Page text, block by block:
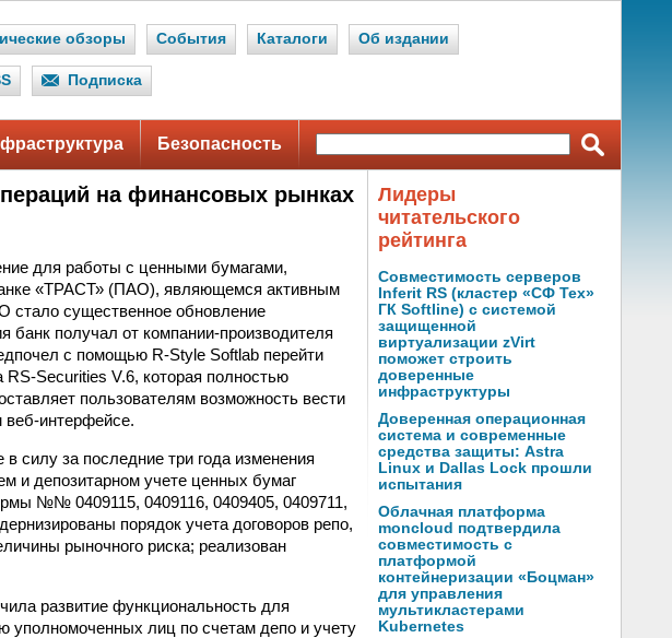
обзоры События Каталоги Об издании
Подписка
Безопасность
на финансовых рынках
для работы с ценными бумагами,
«ТРАСТ» (ПАО), являющемся активным
стало существенное обновление
получал от компании-производителя
с помощью R-Style Softlab перейти
Securities V.6, которая полностью
пользователям возможность вести
веб-интерфейсе.
силу за последние три года изменения
и депозитарном учете ценных бумаг
№№ 0409115, 0409116, 0409405, 0409711,
порядок учета договоров репо,
рыночного риска; реализован
развитие функциональность для
уполномоченных лиц по счетам депо и учету
Лидеры
читательского
рейтинга
Совместимость серверов
Inferit RS (кластер «СФ Тех»
ГК Softline) с системой
защищенной
виртуализации zVirt
поможет строить
доверенные
инфраструктуры
Доверенная операционная
система и современные
средства защиты: Astra
Linux и Dallas Lock прошли
испытания
Облачная платформа
moncloud подтвердила
совместимость с
платформой
контейнеризации «Боцман»
для управления
мультикластерами
Kubernetes